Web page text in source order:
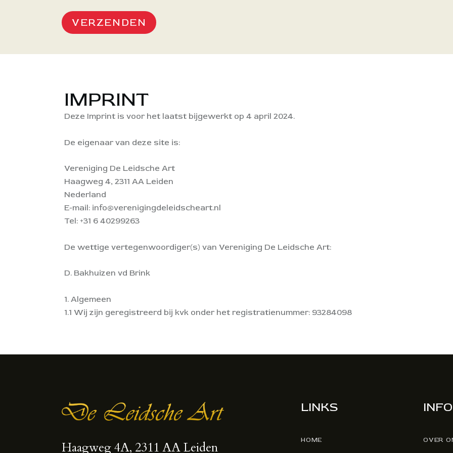
VERZENDEN
IMPRINT
Deze Imprint is voor het laatst bijgewerkt op 4 april 2024.
De eigenaar van deze site is:
Vereniging De Leidsche Art
Haagweg 4, 2311 AA Leiden
Nederland
E-mail: info@verenigingdeleidscheart.nl
Tel: +31 6 40299263
De wettige vertegenwoordiger(s) van Vereniging De Leidsche Art:
D. Bakhuizen vd Brink
1. Algemeen
1.1 Wij zijn geregistreerd bij kvk onder het registratienummer: 93284098
Haagweg 4A, 2311 AA Leiden
LINKS
HOME
INFO
OVER